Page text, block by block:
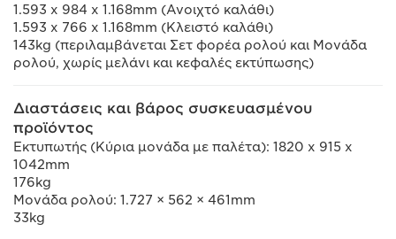
1.593 x 984 x 1.168mm (Ανοιχτό καλάθι)
1.593 x 766 x 1.168mm (Κλειστό καλάθι)
143kg (περιλαμβάνεται Σετ φορέα ρολού και Μονάδα
ρολού, χωρίς μελάνι και κεφαλές εκτύπωσης)
Διαστάσεις και βάρος συσκευασμένου
προϊόντος
Εκτυπωτής (Κύρια μονάδα με παλέτα): 1820 x 915 x
1042mm
176kg
Μονάδα ρολού: 1.727 × 562 × 461mm
33kg